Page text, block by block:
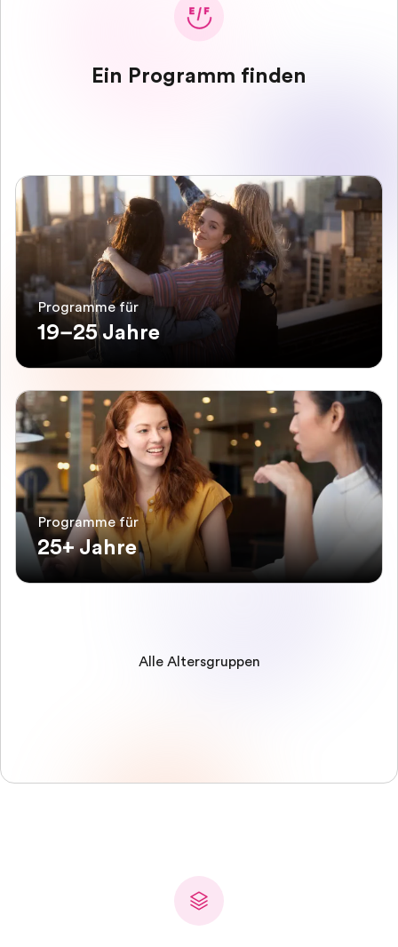
Ein Programm finden
Programme für
19–25 Jahre
Programme für
25+ Jahre
Alle Altersgruppen